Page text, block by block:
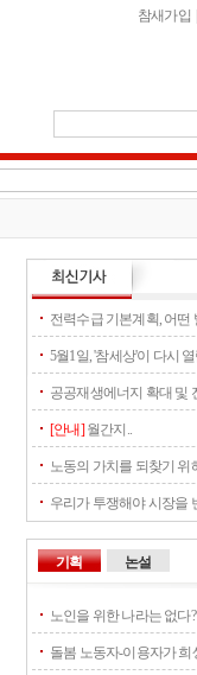
참새가입
전력수급 기본계획, 어떤
5월1일, '참세상'이 다시
공공재생에너지 확대 및
[안내]월간지..
노동의 가치를 되찾기 위
우리가 투쟁해야 시장을
기획
노인을 위한 나라는 없다
돌봄 노동자-이용자가 희
논설